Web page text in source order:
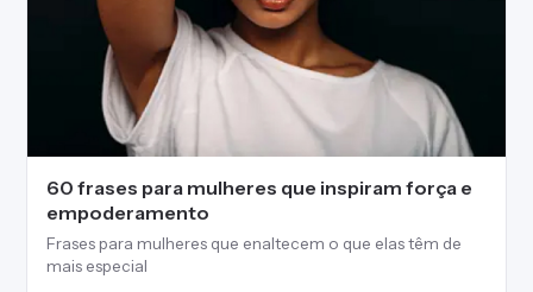
60 frases para mulheres que inspiram força e
empoderamento
Frases para mulheres que enaltecem o que elas têm de
mais especial